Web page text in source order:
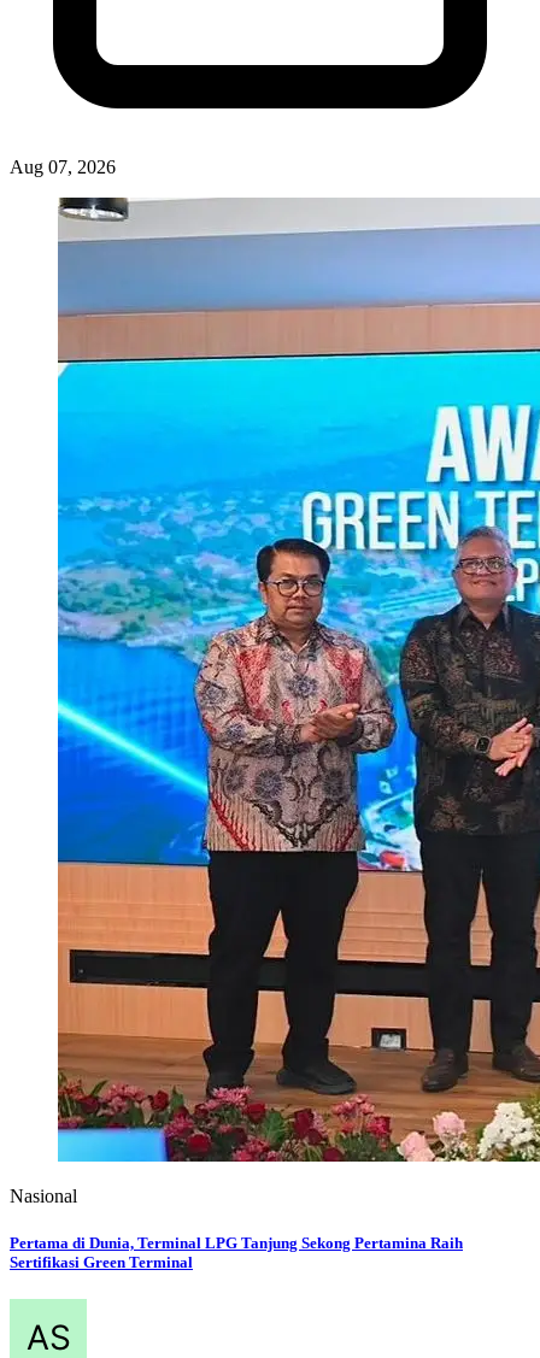
Aug 07, 2026
Nasional
Pertama di Dunia, Terminal LPG Tanjung Sekong Pertamina Raih
Sertifikasi Green Terminal